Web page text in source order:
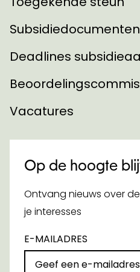
Subsidiedocumenten
Deadlines
Vacatures
Op de hoogte
Ontvang nieuws over
je interesses
E-MAILADRES